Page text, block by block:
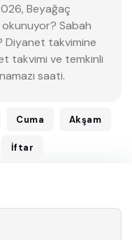
Beyağaç
okunuyor? Sabah
Diyanet takvimine
takvimi ve temkinli
saati.
Cuma Akşam
İftar